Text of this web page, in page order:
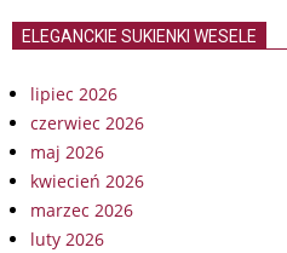
ELEGANCKIE SUKIENKI WESELE
lipiec 2026
czerwiec 2026
maj 2026
kwiecień 2026
marzec 2026
luty 2026